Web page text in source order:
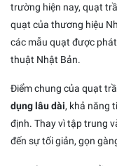
trường hiện nay, quạt
quạt của thương hiệu
các mẫu quạt được
thuật Nhật Bản.
Điểm chung của quạt
dụng lâu dài, khả năng
định. Thay vì tập trung
đến sự tối giản, gọn